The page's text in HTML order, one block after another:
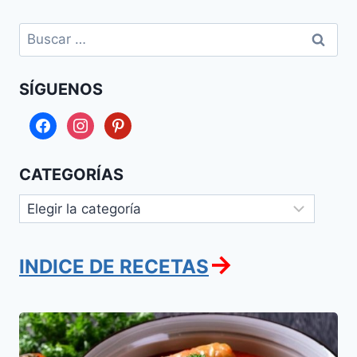
Buscar:
SÍGUENOS
facebookinstagrampinterest
CATEGORÍAS
Categorías
INDICE DE RECETAS→
Holishkes
o